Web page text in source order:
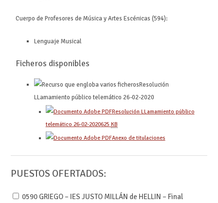
Cuerpo de Profesores de Música y Artes Escénicas (594):
Lenguaje Musical
Ficheros disponibles
Resolución
LLamamiento público telemático 26-02-2020
Resolución LLamamiento público
telemático 26-02-2020625 KB
Anexo de titulaciones
PUESTOS OFERTADOS:
0590 GRIEGO – IES JUSTO MILLÁN de HELLIN – Final